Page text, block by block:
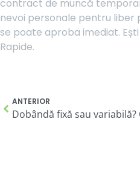
contract de muncă
nevoi personale pentru liber
se poate aproba imediat.
Rapide.
ANTERIOR
Dobândă fixă sau